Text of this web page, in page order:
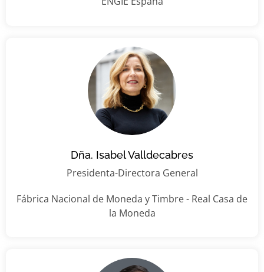
Dña. Isabel Valldecabres
Presidenta-Directora General
Fábrica Nacional de Moneda y Timbre - Real Casa de
la Moneda